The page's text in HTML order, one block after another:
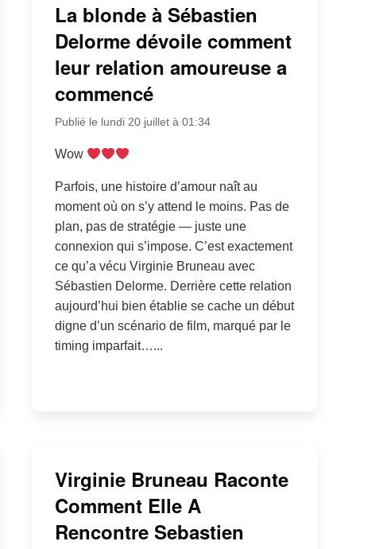
La blonde à Sébastien
Delorme dévoile comment
leur relation amoureuse a
commencé
Publié le lundi 20 juillet à 01:34
Wow
Parfois, une histoire d’amour naît au
moment où on s’y attend le moins. Pas de
plan, pas de stratégie — juste une
connexion qui s’impose. C’est exactement
ce qu’a vécu Virginie Bruneau avec
Sébastien Delorme. Derrière cette relation
aujourd’hui bien établie se cache un début
digne d’un scénario de film, marqué par le
timing imparfait…...
Virginie Bruneau Raconte
Comment Elle A
Rencontre Sebastien